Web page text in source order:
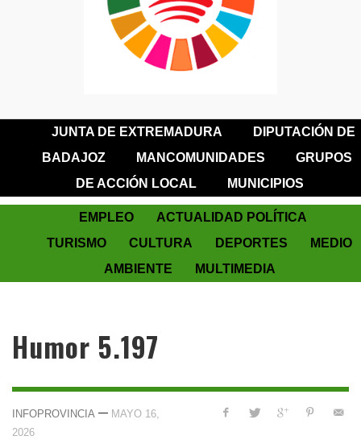
JUNTA DE EXTREMADURA
DIPUTACIÓN DE
BADAJOZ
MANCOMUNIDADES
GRUPOS
DE ACCIÓN LOCAL
MUNICIPIOS
EMPLEO
ACTUALIDAD POLÍTICA
TURISMO
CULTURA DEPORTES
MEDIO
AMBIENTE
MULTIMEDIA
Humor 5.197
INFOPROVINCIA — MAYO 16,
2026